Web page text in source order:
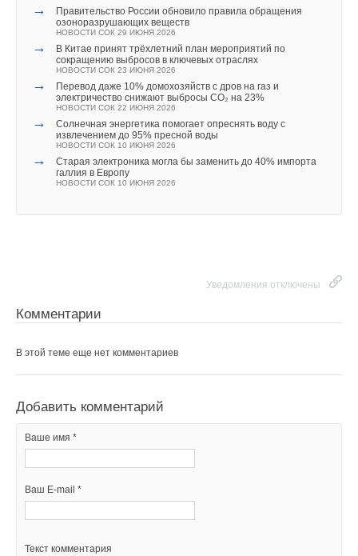
→
Правительство России обновило правила обращения
озоноразрушающих веществ
НОВОСТИ СОК 29 ИЮНЯ 2026
→
В Китае принят трёхлетний план мероприятий по
сокращению выбросов в ключевых отраслях
НОВОСТИ СОК 23 ИЮНЯ 2026
→
Перевод даже 10% домохозяйств с дров на газ и
электричество снижают выбросы CO₂ на 23%
НОВОСТИ СОК 22 ИЮНЯ 2026
→
Солнечная энергетика помогает опреснять воду с
извлечением до 95% пресной воды
НОВОСТИ СОК 10 ИЮНЯ 2026
→
Старая электроника могла бы заменить до 40% импорта
галлия в Европу
НОВОСТИ СОК 10 ИЮНЯ 2026
Уведомления отключены
Комментарии
В этой теме еще нет комментариев
Добавить комментарий
Ваше имя *
Ваш E-mail *
Текст комментария